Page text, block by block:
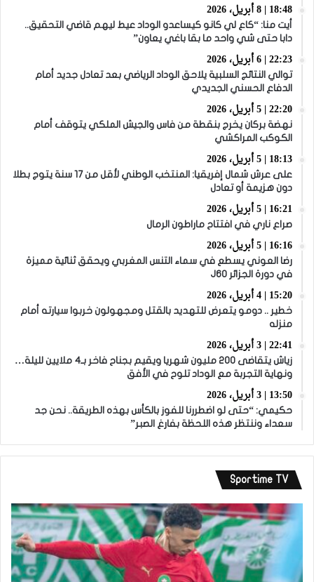
18:48 | 8 أبريل، 2026
أيت منا: “كاع لي كانو كيساعدو الوداد عيط ليهم قاضي التحقيق..
دابا حتى شي واحد ما بقا باغي يعاون”
22:23 | 6 أبريل، 2026
توالي النتائج السلبية يلاحق الوداد الرياضي بعد تعادل جديد أمام
الدفاع الحسني الجديدي
22:20 | 5 أبريل، 2026
نهضة بركان يخرج بنقطة من فاس والجيش الملكي يتوقف أمام
الكوكب المراكشي
18:13 | 5 أبريل، 2026
على عرش شمال إفريقيا: المنتخب الوطني لأقل من 17 سنة يتوج بطلا
دون هزيمة أو تعادل
16:21 | 5 أبريل، 2026
صراع ناري في افتتاح ماراطون الرمال
16:16 | 5 أبريل، 2026
رضا العوني يسطع في سماء التنس المغربي ويحقق ثنائية مميزة
في دورة الجزائر J60
15:20 | 4 أبريل، 2026
خطير .. دومو يتعرض للتهديد بالقتل ومجهولون خربوا سيارته أمام
منزله
22:41 | 3 أبريل، 2026
زياش يتقاضى 200 مليون شهريا ويقيم بجناح فاخر بـ4 ملايين لليلة…
ونهاية التجربة مع الوداد تلوح في الأفق
13:50 | 3 أبريل، 2026
حكيمي: “حتى لو اضطررنا للفوز بالكأس بهذه الطريقة.. نحن جد
سعداء وننتظر هذه اللحظة بفارغ الصبر”
Sportime TV